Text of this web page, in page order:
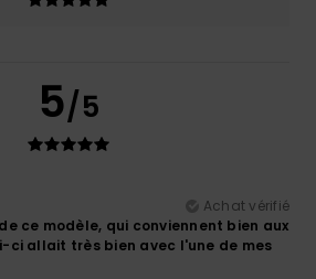
5/5
Achat vérifié
ce modèle, qui conviennent bien aux
ci allait très bien avec l'une de mes